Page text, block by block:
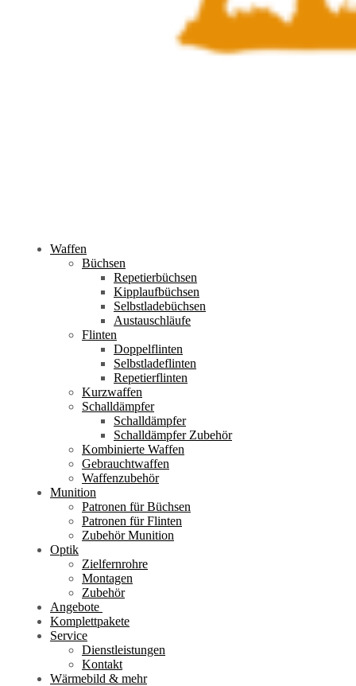
Waffen
Büchsen
Repetierbüchsen
Kipplaufbüchsen
Selbstladebüchsen
Austauschläufe
Flinten
Doppelflinten
Selbstladeflinten
Repetierflinten
Kurzwaffen
Schalldämpfer
Schalldämpfer
Schalldämpfer Zubehör
Kombinierte Waffen
Gebrauchtwaffen
Waffenzubehör
Munition
Patronen für Büchsen
Patronen für Flinten
Zubehör Munition
Optik
Zielfernrohre
Montagen
Zubehör
Angebote
Komplettpakete
Service
Dienstleistungen
Kontakt
Wärmebild & mehr